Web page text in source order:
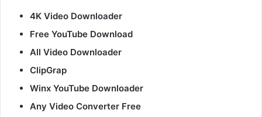
4K Video Downloader
Free YouTube Download
All Video Downloader
ClipGrap
Winx YouTube Downloader
Any Video Converter Free